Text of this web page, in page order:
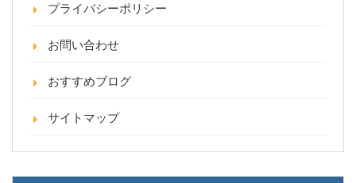
プライバシーポリシー
お問い合わせ
おすすめブログ
サイトマップ